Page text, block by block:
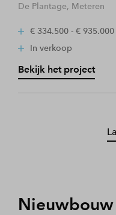
De Plantage, Meteren
€ 334.500 - € 935.000
In verkoop
Bekijk het project